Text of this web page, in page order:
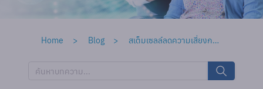
Home Blog สเต็มเซลล์ลดความเสี่ยงการเกิดโรคอัลไซเมอร์ในผู้สูงอายุ